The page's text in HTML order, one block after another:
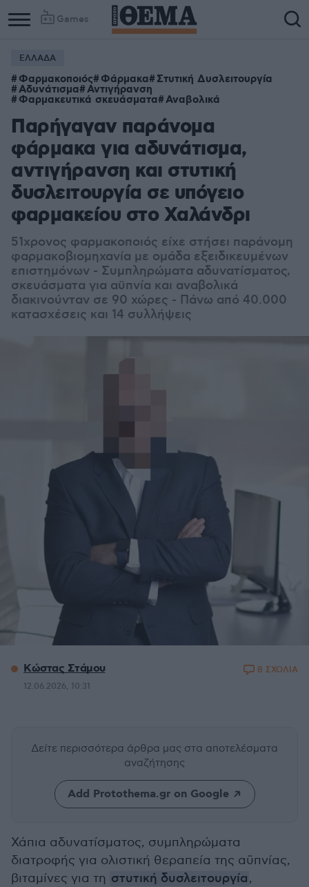
Games
ΕΛΛΑΔΑ
Φαρμακοποιός Φάρμακα Στυτική Δυσλειτουργία
Αδυνάτισμα Αντιγήρανση
Φαρμακευτικά σκευάσματα Αναβολικά
Παρήγαγαν παράνομα
φάρμακα για αδυνάτισμα,
αντιγήρανση και στυτική
δυσλειτουργία σε υπόγειο
φαρμακείου στο Χαλάνδρι
51χρονος φαρμακοποιός είχε στήσει παράνομη
φαρμακοβιομηχανία με ομάδα εξειδικευμένων
επιστημόνων - Συμπληρώματα αδυνατίσματος,
σκευάσματα για αϋπνία και αναβολικά
διακινούνταν σε 90 χώρες - Πάνω από 40.000
κατασχέσεις και 14 συλλήψεις
Κώστας Στάμου
12.06.2026, 10:31
8 ΣΧΟΛΙΑ
Δείτε περισσότερα άρθρα μας στα αποτελέσματα
αναζήτησης
Add Protothema.gr on Google
Χάπια αδυνατίσματος, συμπληρώματα
διατροφής για ολιστική θεραπεία της αϋπνίας,
βιταμίνες για τη στυτική δυσλειτουργία,